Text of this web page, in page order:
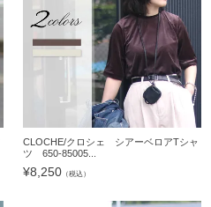
CLOCHE/クロシェ シアーベロアTシャ
ツ 650-85005...
¥8,250 （税込）